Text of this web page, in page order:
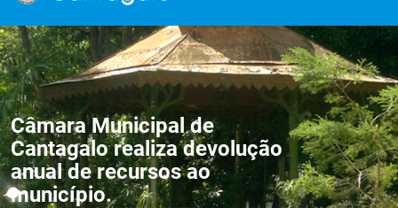
Câmara Municipal de
Cantagalo realiza devolução
anual de recursos ao
município.